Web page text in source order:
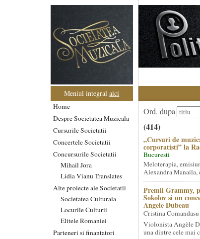
Meniul integralaici
Home
Despre Societatea Muzicala
Cursurile Societatii
Concertele Societatii
Concursurile Societatii
Mihail Jora
Lidia Vianu Translates
Alte proiecte ale Societatii
Societatea Culturala
Locurile Culturii
Elitele Romaniei
Parteneri si finantatori
Ord. dupa
(414)
„Cursuri de
corporatisti” la
Bucuresti
Meloterapia,
Alexandra Manaila,
Premii Grammy,
Sokolov si un
Angele Dubeau
Cristina
Violonista Angèle
una dintre cele mai